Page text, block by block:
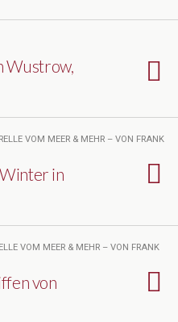
Wustrow,
VOM MEER & MEHR – VON FRANK
in
VOM MEER & MEHR – VON FRANK
von